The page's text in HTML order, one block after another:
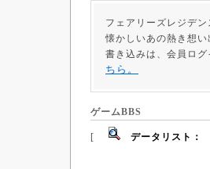
フェアリーズレジデ
懐かしいあの熱き想
書き込みは、会員ログ
ちら。
ゲームBBS
[ データリスト：